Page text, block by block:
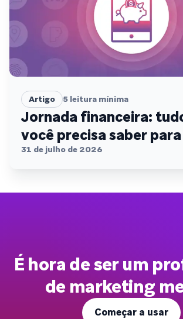
Artigo 5 leitura mínima
Jornada financeira:
você precisa saber
31 de julho de 2026
É hora de ser um
de marketing
Começar a usar